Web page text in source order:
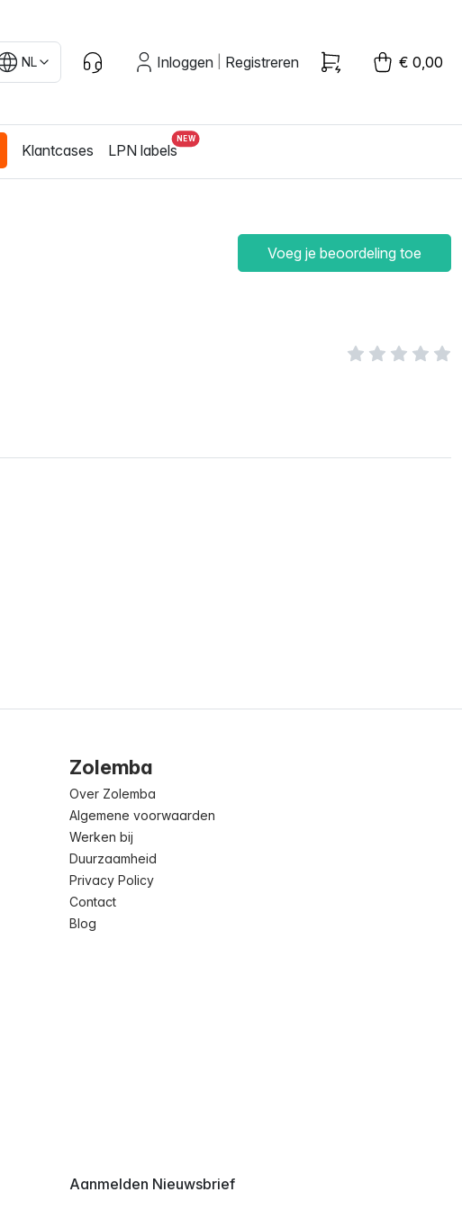
NL Inloggen Registreren € 0,00
Klantcases LPN labels
Voeg je beoordeling toe
Zolemba
Over Zolemba
Algemene voorwaarden
Werken bij
Duurzaamheid
Privacy Policy
Contact
Blog
Aanmelden Nieuwsbrief